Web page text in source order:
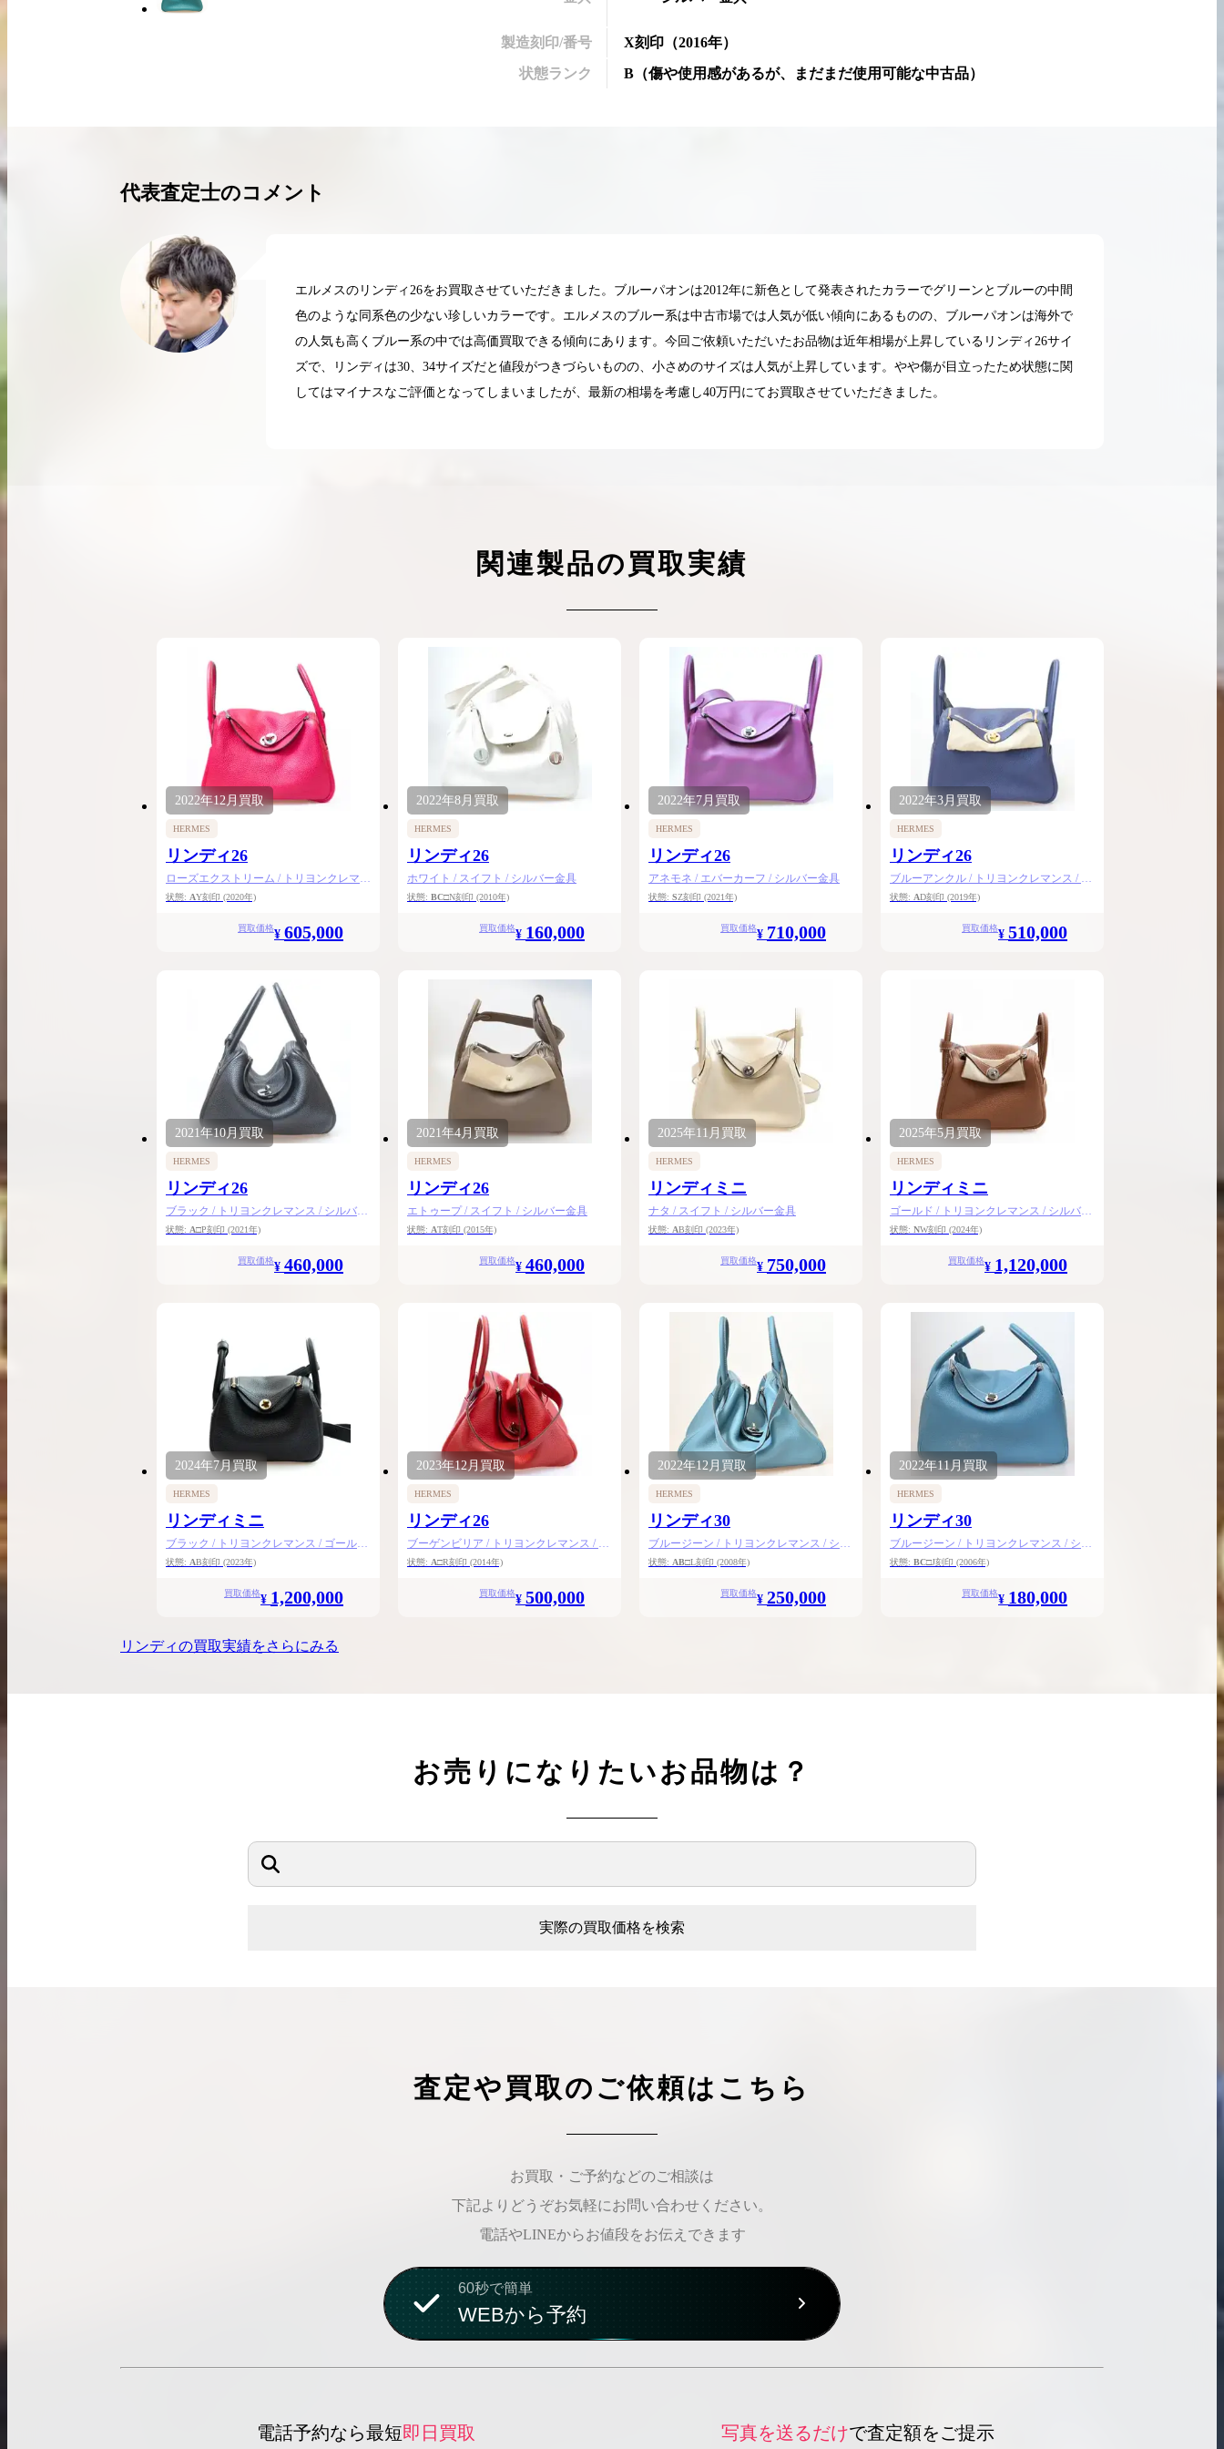
2025.05.16 2025.05.13
製造刻印/番号 X刻印 （2016年）
状態ランク
B （傷や使用感があるが、まだまだ使用可能な中古品）
代表査定士のコメント
エルメスのリンディ26をお買取させていただきました。ブルーパオンは2012年に新色として発表されたカラーでグリーンとブルーの中間
色のような同系色の少ない珍しいカラーです。エルメスのブルー系は中古市場では人気が低い傾向にあるものの、ブルーパオンは海外で
の人気も高くブルー系の中では高価買取できる傾向にあります。今回ご依頼いただいたお品物は近年相場が上昇しているリンディ26サイ
ズで、リンディは30、34サイズだと値段がつきづらいものの、小さめのサイズは人気が上昇しています。やや傷が目立ったため状態に関
してはマイナスなご評価となってしまいましたが、最新の相場を考慮し40万円にてお買取させていただきました。
関連製品の買取実績
2022年12月買取
HERMES
リンディ26
ローズエクストリーム / トリヨンクレマン
ス / シルバー金具
状態: AY刻印 (2020年)
買取価格¥ 605,000
2022年8月 買取
HERMES
リンディ26
ホワイト / スイフト / シルバー金具
状態: BC□N刻印 (2010年)
買取価格¥ 160,000
2022年7月買取
HERMES
リンディ26
アネモネ / エバーカーフ / シルバー金具
状態: SZ刻印 (2021年)
買取価格¥ 710,000
2022年3月買取
HERMES
リンディ26
ブルーアンクル / トリヨンクレマンス / ゴ
ールド金具
状態: AD刻印 (2019年)
買取価格¥ 510,000
2021年10月買取
HERMES
リンディ26
ブラック / トリヨンクレマンス / シルバー
金具
状態: A□P刻印 (2021年)
買取価格¥ 460,000
2021年4月買取
HERMES
リンディ26
エトゥープ / スイフト / シルバー金具
状態: AT刻印 (2015年)
買取価格¥ 460,000
2025年11月買取
HERMES
リンディミニ
ナタ / スイフト / シルバー金具
状態: AB刻印 (2023年)
買取価格¥ 750,000
2025年5月買取
HERMES
リンディミニ
ゴールド / トリヨンクレマンス / シルバー
金具
状態: NW刻印 (2024年)
買取価格¥ 1,120,000
2024年7月買取
HERMES
リンディミニ
ブラック / トリヨンクレマンス / ゴールド
金具
状態: AB刻印 (2023年)
買取価格¥ 1,200,000
2023年12月買取
HERMES
リンディ26
ブーゲンビリア / トリヨンクレマンス / シ
ルバー金具
状態: A□R刻印 (2014年)
買取価格¥ 500,000
2022年12月 買取
HERMES
リンディ30
ブルージーン / トリヨンクレマンス / シル
バー金具
状態: AB□L刻印 (2008年)
買取価格¥ 250,000
2022年11月買取
HERMES
リンディ30
ブルージーン / トリヨンクレマンス / シル
バー金具
状態: BC□J刻印 (2006年)
買取価格¥ 180,000
リンディの買取実績をさらにみる
お売りになりたいお品物は？
実際の買取価格を検索
査定や買取のご依頼はこちら
お買取・ご予約などのご相談は
下記よりどうぞお気軽にお問い合わせください。
電話やLINEからお値段をお伝えできます
60秒で簡単
WEBから予約
電話予約なら最短即日買取 写真を送るだけで査定額をご提示